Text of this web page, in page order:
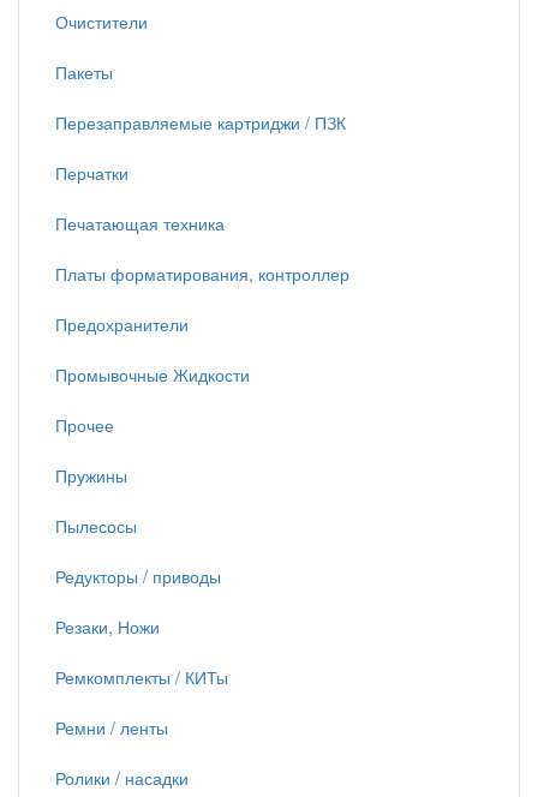
Очистители
Пакеты
Перезаправляемые картриджи / ПЗК
Перчатки
Печатающая техника
Платы форматирования, контроллер
Предохранители
Промывочные Жидкости
Прочее
Пружины
Пылесосы
Редукторы / приводы
Резаки, Ножи
Ремкомплекты / КИТы
Ремни / ленты
Ролики / насадки